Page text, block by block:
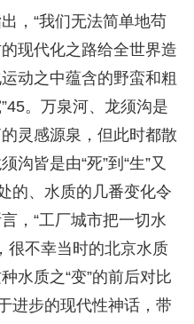
，“我们无法简单地苟
现代化之路给全世界造
动之中蕴含的野蛮和粗
。万泉河、龙须沟是
灵感源泉，但此时都散
沟皆是由“死”到“生”又
的、水质的几番变化令
，“工厂城市把一切水
很不幸当时的北京水质
水质之“变”的前后对比
进步的现代性神话，带